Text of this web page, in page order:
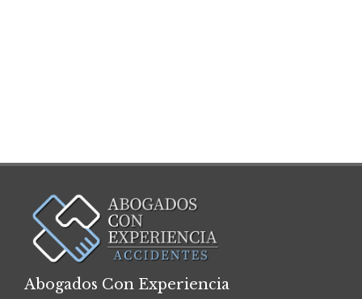
Abogados Con Experiencia